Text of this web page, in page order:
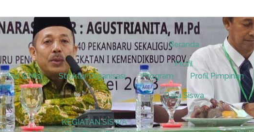
Beranda
Profil
Visi & Misi Struktur Organisasi Program Profil Pimpinan
Data Siswa
KEGIATAN SISWA